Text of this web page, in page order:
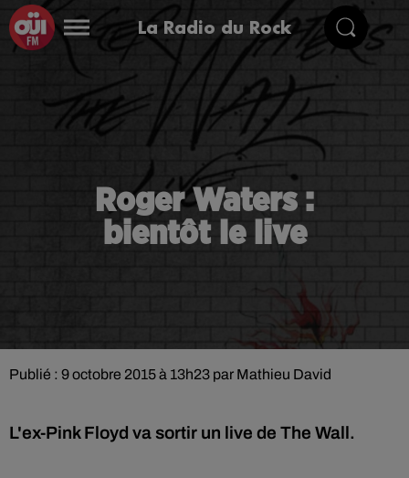
La Radio du Rock
Roger Waters :
bientôt le live
Publié : 9 octobre 2015 à 13h23 par Mathieu David
L'ex-Pink Floyd va sortir un live de The Wall.